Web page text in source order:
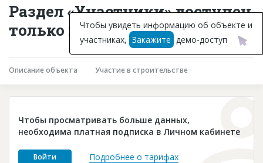
Горячие объекты
База строящихся объектов
Инвестпроекты
Глоссарий
Платные услуги
Пресс-релизы
Раздел «Участники» доступен
только подписчикам
Описание объекта Участие в строительстве
Чтобы просматривать больше данных,
необходима платная подписка в Личном кабинете
Войти Подробнее о тарифах
Чтобы увидеть информацию об объекте и
участниках, Закажите демо-доступ